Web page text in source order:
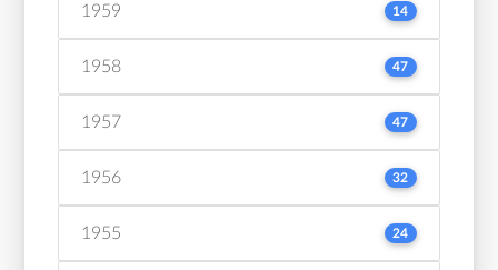
1959 14
1958 47
1957 47
1956 32
1955 24